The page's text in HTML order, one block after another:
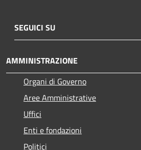
SEGUICI SU
AMMINISTRAZIONE
Organi di Governo
Aree Amministrative
Uffici
Enti e fondazioni
Politici